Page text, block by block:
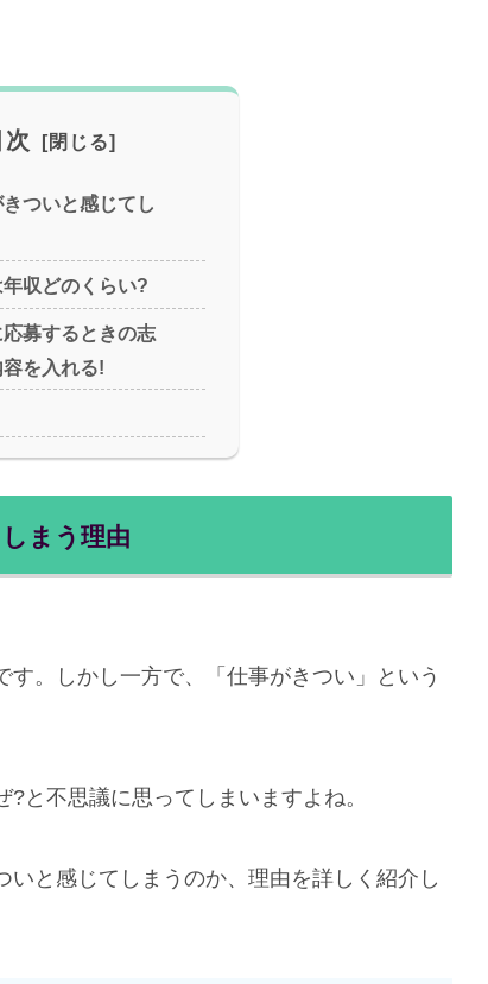
次
ついと感じてし
収どのくらい?
募するときの志
を入れる!
まう理由
。しかし一方で、「仕事がきつい」という
と不思議に思ってしまいますよね。
と感じてしまうのか、理由を詳しく紹介し